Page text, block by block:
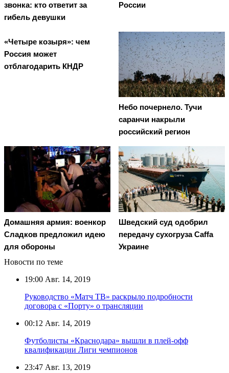
звонка: кто ответит за
гибель девушки
России
«Четыре козыря»: чем
Россия может
отблагодарить КНДР
Небо почернело. Тучи
саранчи накрыли
российский регион
Домашняя армия: военкор
Сладков предложил идею
для обороны
Шведский суд одобрил
передачу сухогруза Caffa
Украине
Новости по теме
19:00 Авг. 14, 2019
Руководство «Матч ТВ» раскрыло подробности
договора с «Порту» о трансляции
00:12 Авг. 14, 2019
Футболисты «Краснодара» вышли в плей-офф
квалификации Лиги чемпионов
23:47 Авг. 13, 2019